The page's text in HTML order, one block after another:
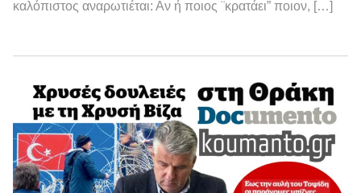
καλόπιστος αναρωτιέται: Αν ή ποιος ¨κρατάει” ποιον, […]